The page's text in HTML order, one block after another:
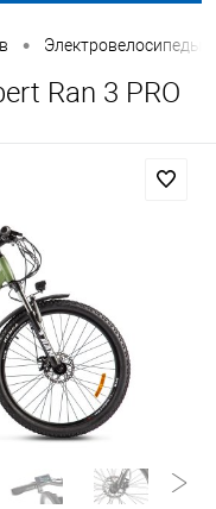
• Электровелосипеды
Ran 3 PRO